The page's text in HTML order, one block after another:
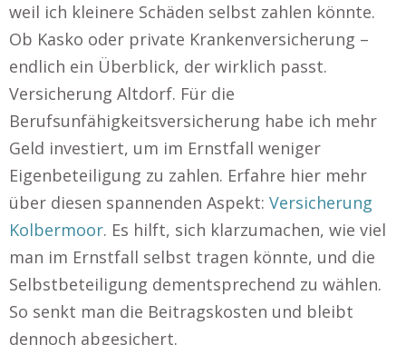
weil ich kleinere Schäden selbst zahlen könnte.
Ob Kasko oder private Krankenversicherung –
endlich ein Überblick, der wirklich passt.
Versicherung Altdorf. Für die
Berufsunfähigkeitsversicherung habe ich mehr
Geld investiert, um im Ernstfall weniger
Eigenbeteiligung zu zahlen. Erfahre hier mehr
über diesen spannenden Aspekt: Versicherung
Kolbermoor. Es hilft, sich klarzumachen, wie viel
man im Ernstfall selbst tragen könnte, und die
Selbstbeteiligung dementsprechend zu wählen.
So senkt man die Beitragskosten und bleibt
dennoch abgesichert.